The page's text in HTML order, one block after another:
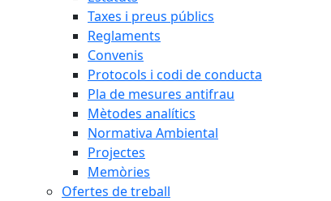
Taxes i preus públics
Reglaments
Convenis
Protocols i codi de conducta
Pla de mesures antifrau
Mètodes analítics
Normativa Ambiental
Projectes
Memòries
Ofertes de treball